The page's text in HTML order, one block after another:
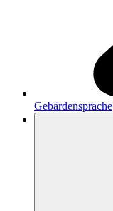
Gebärdensprache